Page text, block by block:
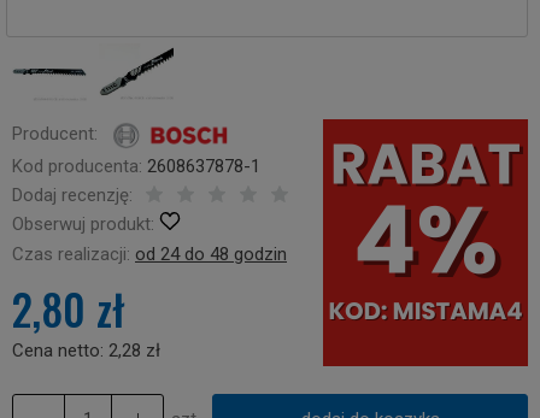
Producent:
Kod producenta: 2608637878-1
Dodaj recenzję:
Obserwuj produkt:
Czas realizacji: od 24 do 48 godzin
2,80 zł
Cena netto: 2,28 zł